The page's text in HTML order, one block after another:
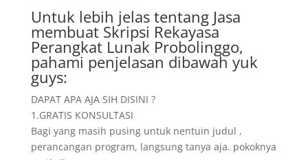
Untuk lebih jelas tentang Jasa
membuat Skripsi Rekayasa
Perangkat Lunak Probolinggo,
pahami penjelasan dibawah yuk
guys:
DAPAT APA AJA SIH DISINI ?
1.GRATIS KONSULTASI
Bagi yang masih pusing untuk nentuin judul ,
perancangan program, langsung tanya aja. pokoknya